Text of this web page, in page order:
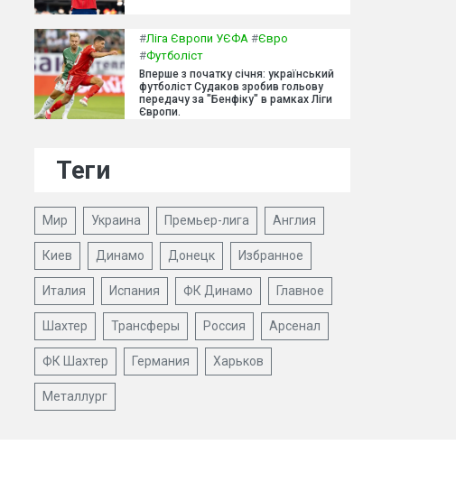
#Ліга Європи УЄФА #Євро
#Футболіст
Вперше з початку січня: український
футболіст Судаков зробив гольову
передачу за "Бенфіку" в рамках Ліги
Європи.
Теги
Мир Украина Премьер-лига Англия
Киев Динамо Донецк Избранное
Италия Испания ФК Динамо Главное
Шахтер Трансферы Россия Арсенал
ФК Шахтер Германия Харьков
Металлург